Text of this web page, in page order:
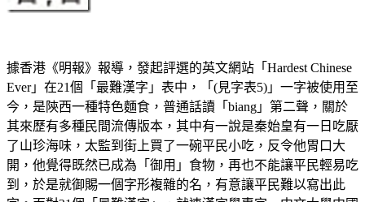
據香港《明報》報導，發起評選的英文網站「Hardest Chinese
Ever」在21個「最難漢字」表中，「(見字表5)」一字被使用至
今，是陝西一種特色麵食，普通話讀「biang」第二聲，關於
其來歷有多種民間流傳版本，其中有一說是秦始皇有一日吃厭
了山珍海味，太監到街上買了一碗平民小吃，反令他胃口大
開，他覺得既然已成為「御用」食物，再也不能讓平民輕易吃
到，於是就御賜一個字形複雜的名，有意讓平民難以寫出此